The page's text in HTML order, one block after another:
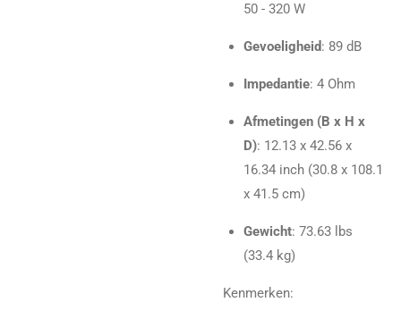
50 - 320 W
Gevoeligheid: 89 dB
Impedantie: 4 Ohm
Afmetingen (B x H x
D): 12.13 x 42.56 x
16.34 inch (30.8 x 108.1
x 41.5 cm)
Gewicht: 73.63 lbs
(33.4 kg)
Kenmerken: